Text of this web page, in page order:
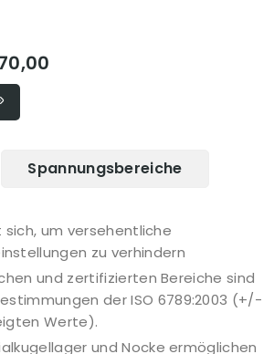
Spannungsbereiche
sich, um versehentliche
zu verhindern
und zertifizierten Bereiche sind
der ISO 6789:2003 (+/-
Werte).
und Nocke ermöglichen